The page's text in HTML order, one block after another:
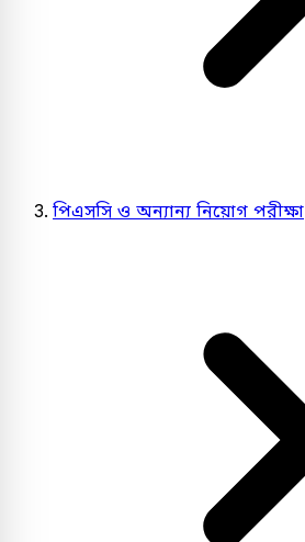
পিএসসি ও অন্যান্য নিয়োগ পরীক্ষা